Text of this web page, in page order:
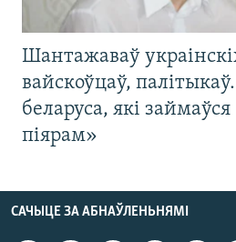
Шантажаваў
вайскоўцаў,
беларуса, які
піярам»
САЧЫЦЕ ЗА АБНАЎЛЕНЬНЯМІ